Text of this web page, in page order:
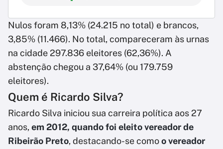
Nulos foram 8,13% (24.215 no total) e brancos,
3,85% (11.466). No total, compareceram às urnas
na cidade 297.836 eleitores (62,36%). A
abstenção chegou a 37,64% (ou 179.759
eleitores).
Quem é Ricardo Silva?
Ricardo Silva iniciou sua carreira política aos 27
anos, em 2012, quando foi eleito vereador de
Ribeirão Preto, destacando-se comoo vereador